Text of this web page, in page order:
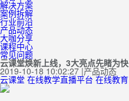
解决方案
案例拆解
行业前沿
产品动态
大咖分享
课程中心
常见问题
云课堂焕新上线，3大亮点先睹为快
2019-10-18 10:02:27 |产品动态
云课堂 在线教学直播平台 在线教育